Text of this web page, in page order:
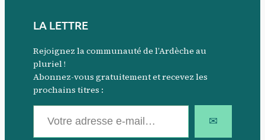
LA LETTRE
Rejoignez la communauté de l’Ardèche au
pluriel !
Abonnez-vous gratuitement et recevez les
prochains titres :
Votre adresse e-mail…
✉